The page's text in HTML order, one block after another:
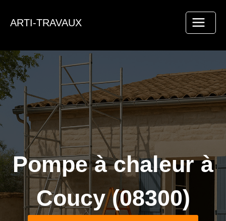
ARTI-TRAVAUX
Pompe à chaleur à
Coucy (08300)